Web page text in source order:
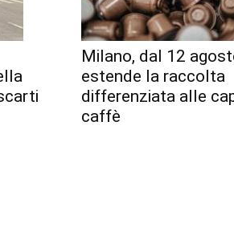
Milano, dal 12
estende la raccolta
differenziata alle
caffè